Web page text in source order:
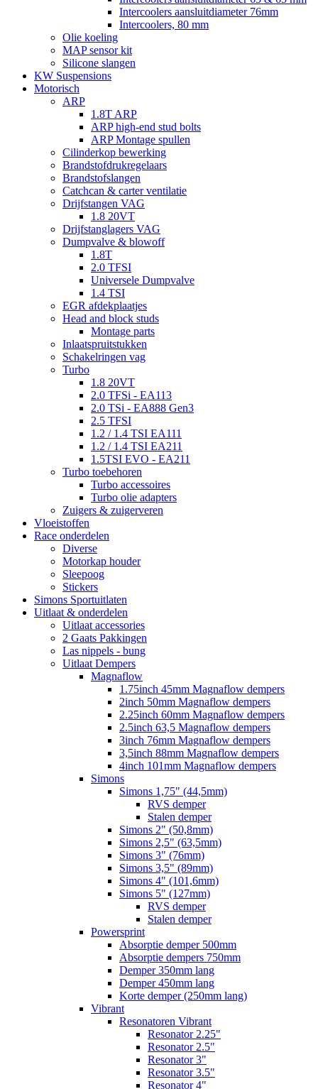
Intercoolers aansluitdiameter 76mm
Intercoolers, 80 mm
Olie koeling
MAP sensor kit
Silicone slangen
KW Suspensions
Motorisch
ARP
1.8T ARP
ARP high-end stud bolts
ARP Montage spullen
Cilinderkop bewerking
Brandstofdrukregelaars
Brandstofslangen
Catchcan & carter ventilatie
Drijfstangen VAG
1.8 20VT
Drijfstanglagers VAG
Dumpvalve & blowoff
1.8T
2.0 TFSI
Universele Dumpvalve
1.4 TSI
EGR afdekplaatjes
Head and block studs
Montage parts
Inlaatspruitstukken
Schakelringen vag
Turbo
1.8 20VT
2.0 TFSi - EA113
2.0 TSi - EA888 Gen3
2.5 TFSI
1.2 / 1.4 TSI EA111
1.2 / 1.4 TSI EA211
1.5TSI EVO - EA211
Turbo toebehoren
Turbo accessoires
Turbo olie adapters
Zuigers & zuigerveren
Vloeistoffen
Race onderdelen
Diverse
Motorkap houder
Sleepoog
Stickers
Simons Sportuitlaten
Uitlaat & onderdelen
Uitlaat accessories
2 Gaats Pakkingen
Las nippels - bung
Uitlaat Dempers
Magnaflow
1.75inch 45mm Magnaflow dempers
2inch 50mm Magnaflow dempers
2.25inch 60mm Magnaflow dempers
2.5inch 63,5 Magnaflow dempers
3inch 76mm Magnaflow dempers
3,5inch 88mm Magnaflow dempers
4inch 101mm Magnaflow dempers
Simons
Simons 1,75" (44,5mm)
RVS demper
Stalen demper
Simons 2" (50,8mm)
Simons 2,5" (63,5mm)
Simons 3" (76mm)
Simons 3,5" (89mm)
Simons 4" (101,6mm)
Simons 5" (127mm)
RVS demper
Stalen demper
Powersprint
Absorptie demper 500mm
Absorptie dempers 750mm
Demper 350mm lang
Demper 450mm lang
Korte demper (250mm lang)
Vibrant
Resonatoren Vibrant
Resonator 2.25"
Resonator 2.5"
Resonator 3"
Resonator 3.5"
Resonator 4"